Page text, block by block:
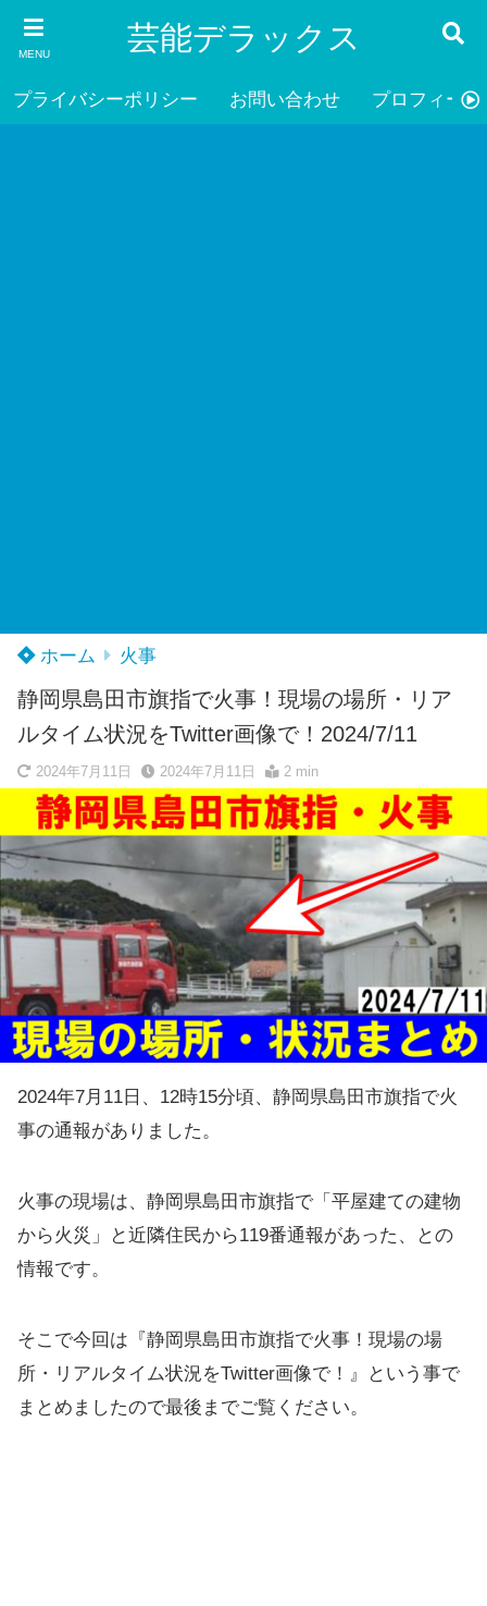
MENU 芸能デラックス
プライバシーポリシー お問い合わせ プロフィール
ホーム 火事
静岡県島田市旗指で火事！現場の場所・リア
ルタイム状況をTwitter画像で！2024/7/11
2024年7月11日 2024年7月11日 2 min
2024年7月11日、12時15分頃、静岡県島田市旗指で火
事の通報がありました。
火事の現場は、静岡県島田市旗指で「平屋建ての建物
から火災」と近隣住民から119番通報があった、との
情報です。
そこで今回は『静岡県島田市旗指で火事！現場の場
所・リアルタイム状況をTwitter画像で！』という事で
まとめましたので最後までご覧ください。